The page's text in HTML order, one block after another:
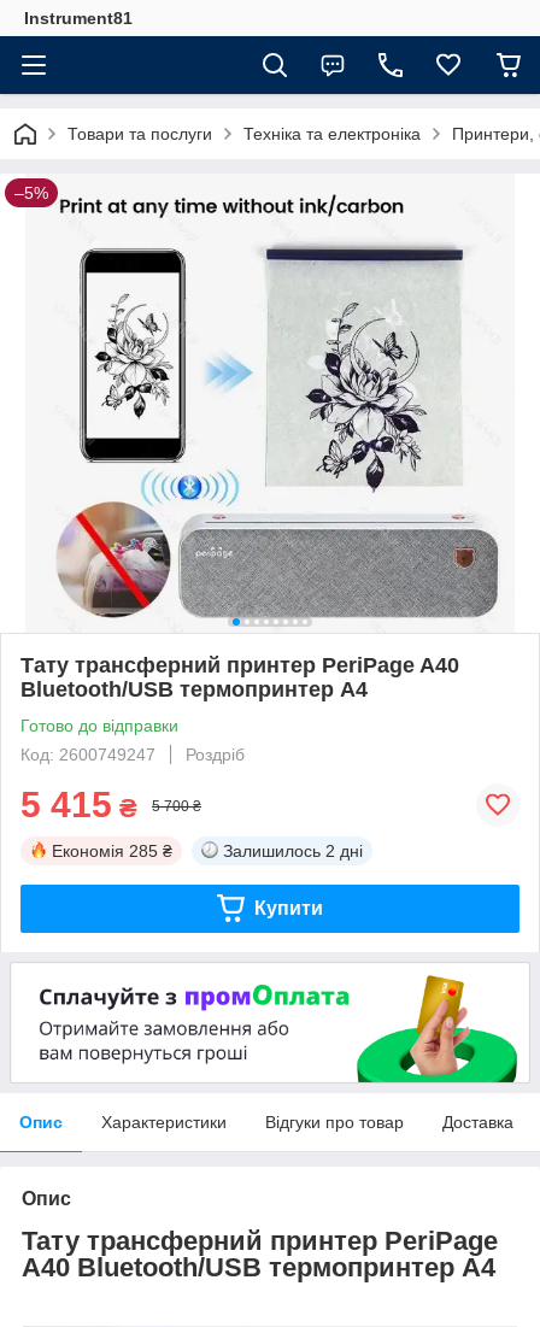
Instrument81
Товари та послуги Техніка та електроніка
–5%
Тату трансферний принтер PeriPage A40
Bluetooth/USB термопринтер А4
Готово до відправки
Код: 2600749247
Роздріб
5 415 ₴ 5 700 ₴
Економія 285 ₴ Залишилось 2 дні
Купити
Опис Характеристики Відгуки про товар Доставка
Опис
Тату трансферний принтер PeriPage
A40 Bluetooth/USB термопринтер А4